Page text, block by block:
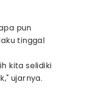
pun
tinggal
kita selidiki
ujarnya.